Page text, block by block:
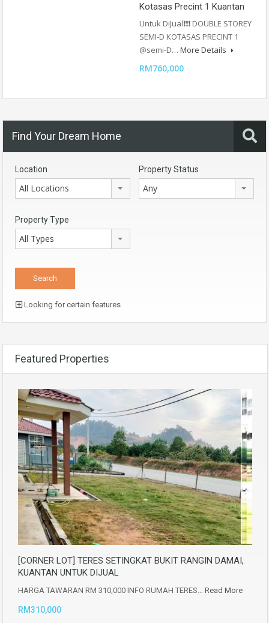
Kotasas Precint 1 Kuantan
Untuk DiJual❗❗❗ DOUBLE STOREY
SEMI-D KOTASAS PRECINT 1
@semi-D… More Details
RM760,000
Find Your Dream Home
Location
All Locations
Property Status
Any
Property Type
All Types
Looking for certain features
Featured Properties
[CORNER LOT] TERES SETINGKAT BUKIT RANGIN DAMAI,
KUANTAN UNTUK DIJUAL
HARGA TAWARAN RM 310,000 INFO RUMAH TERES… Read More
RM310,000